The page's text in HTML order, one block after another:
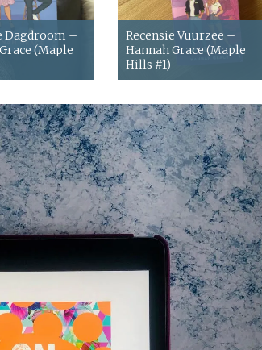
Dagdroom –
(Maple
Recensie Vuurzee –
Hannah Grace (Maple
Hills #1)